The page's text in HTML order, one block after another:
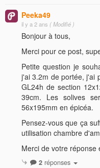
Peeka49
il y a 2 ans ( Modifié )
Bonjour à tous,
Merci pour ce post,
Petite question je
j'ai 3.2m de portée, j'ai
GL24h de section
39cm. Les solives
56x195mm en épicéa.
Pensez-vous que ça
utilisation chambre
Merci de votre réponse
2 réponses